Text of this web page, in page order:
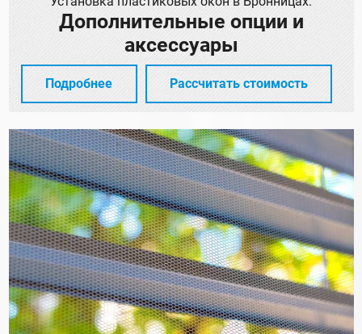
Дополнительные опции и
аксессуары
Подробнее Рассчитать стоимость